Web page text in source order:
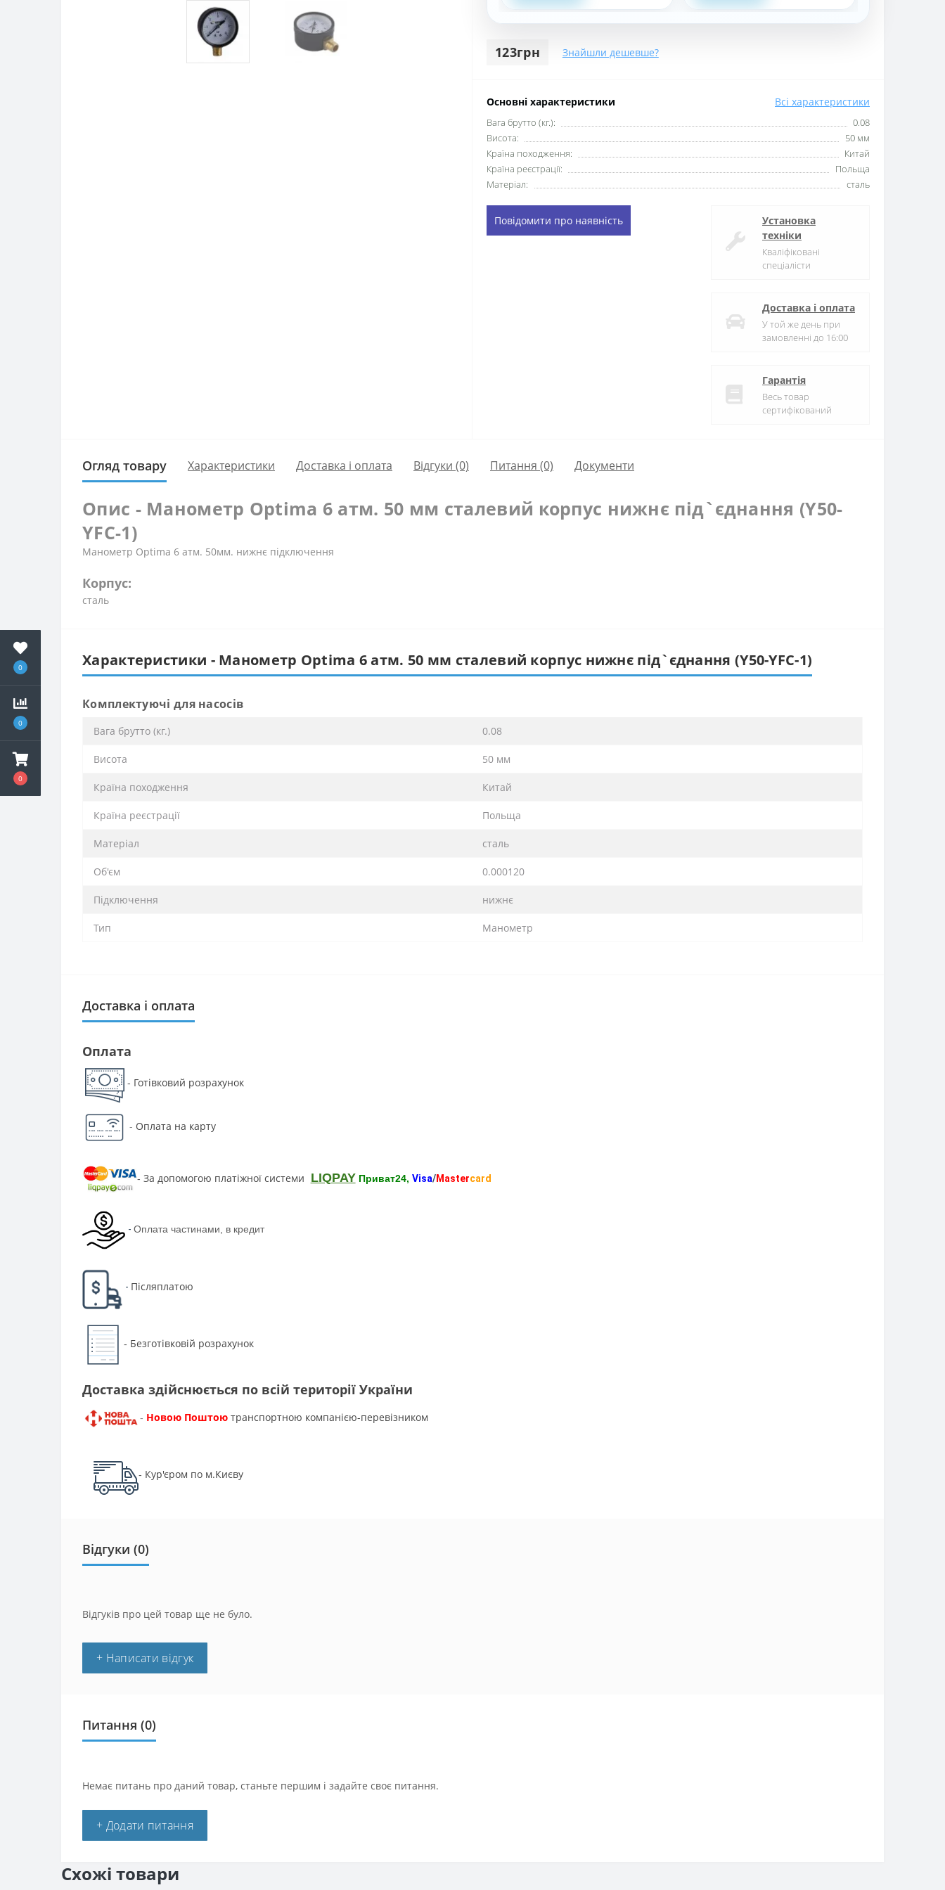
0
0
0
123грн Знайшли дешевше?
Основні характеристики Всі характеристики
Вага брутто (кг.):
0.08
Висота:
50 мм
Країна походження:
Китай
Країна реєстрації:
Польща
Матеріал:
сталь
Повідомити про наявність
Установка
техніки
Кваліфіковані
спеціалісти
Доставка і оплата
У той же день при
замовленні до 16:00
Гарантія
Весь товар
сертифікований
Огляд товару Характеристики Доставка і оплата Відгуки (0) Питання (0) Документи
Опис - Манометр Optima 6 атм. 50 мм сталевий корпус нижнє під`єднання (Y50-
YFC-1)
Манометр Optima 6 атм. 50мм. нижнє підключення
Корпус:
сталь
Характеристики - Манометр Optima 6 атм. 50 мм сталевий корпус нижнє під`єднання (Y50-YFC-1)
Комплектуючі для насосів
Вага брутто (кг.) 0.08
Висота 50 мм
Країна походження Китай
Країна реєстрації Польща
Матеріал сталь
Об'єм 0.000120
Підключення нижнє
Тип Манометр
Доставка і оплата
Оплата
- Готівковий розрахунок
- Оплата на карту
- За допомогою платіжної системи LIQPAY Приват24, Visa/Mastercard
- Оплата частинами, в кредит
- Післяплатою
- Безготівковій розрахунок
Доставка здійснюється по всій території України
- Новою Поштою транспортною компанією-перевізником
- Кур'єром по м.Києву
Відгуки (0)
Відгуків про цей товар ще не було.
+ Написати відгук
Питання (0)
Немає питань про даний товар, станьте першим і задайте своє питання.
+ Додати питання
Схожі товари